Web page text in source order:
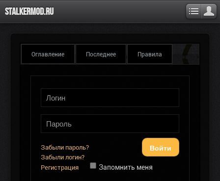
Stalkermod.ru
Оглавление Последнее Правила
Войти
Забыли пароль?
Забыли логин?
Регистрация
Запомнить меня